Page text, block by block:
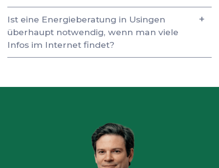
Ist eine Energieberatung in Usingen
überhaupt notwendig, wenn man viele
Infos im Internet findet?